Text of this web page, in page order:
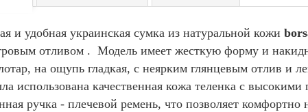
и удобная украинская сумка из натуральной кожи
отливом . Модель имеет жесткую форму и
на ощупь гладкая, с неярким глянцевым отлив и
использована качественная кожа теленка с
ручка - плечевой ремень, что позволяет